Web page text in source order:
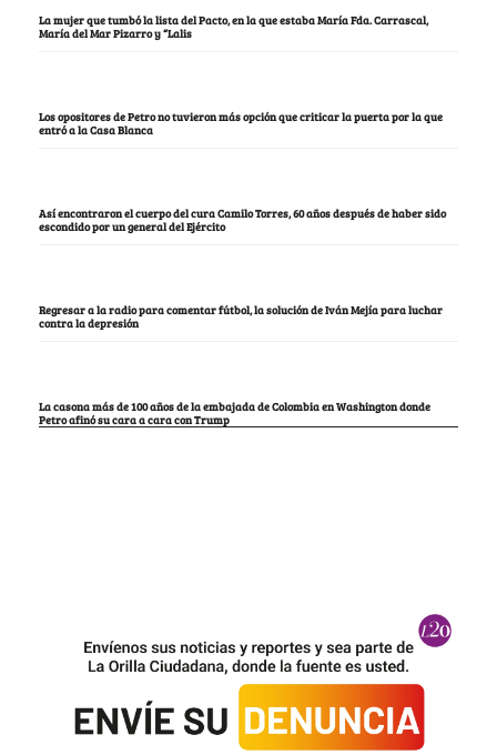
La mujer que tumbó la lista del Pacto, en la que estaba María Fda. Carrascal,
María del Mar Pizarro y “Lalis
Los opositores de Petro no tuvieron más opción que criticar la puerta por la que
entró a la Casa Blanca
Así encontraron el cuerpo del cura Camilo Torres, 60 años después de haber sido
escondido por un general del Ejército
Regresar a la radio para comentar fútbol, la solución de Iván Mejía para luchar
contra la depresión
La casona más de 100 años de la embajada de Colombia en Washington donde
Petro afinó su cara a cara con Trump